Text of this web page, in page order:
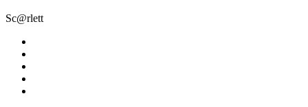
Sc@rlett